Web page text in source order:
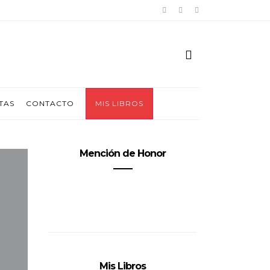
CONTACTO MIS LIBROS
Mención de Honor
Mis Libros